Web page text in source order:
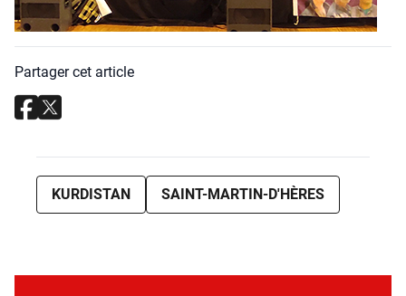
Partager cet article
KURDISTAN SAINT-MARTIN-D'HÈRES